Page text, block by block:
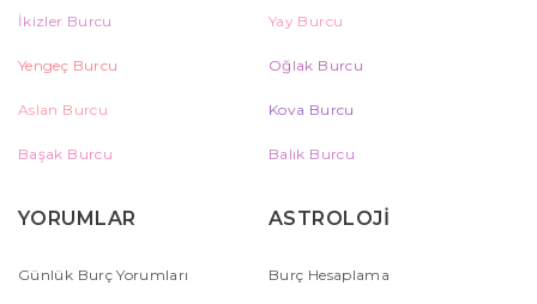
İkizler Burcu Yay Burcu
Yengeç Burcu Oğlak Burcu
Aslan Burcu Kova Burcu
Başak Burcu Balık Burcu
YORUMLAR
Günlük Burç Yorumları
ASTROLOJİ
Burç Hesaplama